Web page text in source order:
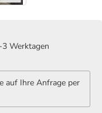
Werktagen
auf Ihre Anfrage per